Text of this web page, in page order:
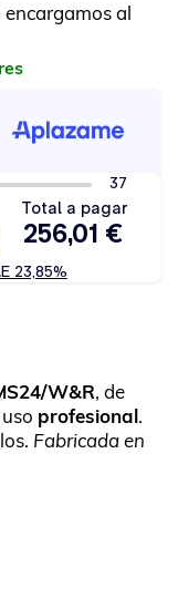
al
W&R, de
profesional.
Fabricada en